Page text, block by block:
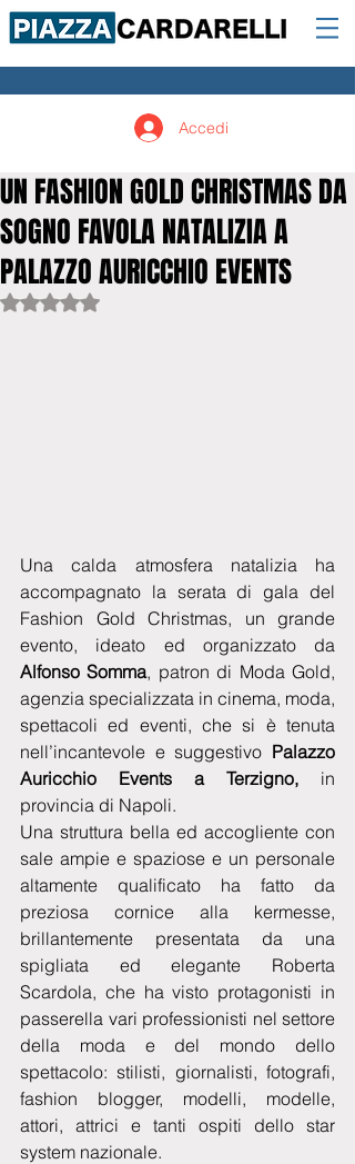
Accedi
UN FASHION GOLD CHRISTMAS DA
SOGNO FAVOLA NATALIZIA A
PALAZZO AURICCHIO EVENTS
Valutazione NaN stelle su 5.
Una calda atmosfera natalizia ha
accompagnato la serata di gala del
Fashion Gold Christmas, un grande
Alfonso Somma, patron di Moda Gold,
agenzia specializzata in cinema, moda,
spettacoli ed eventi, che si è tenuta
nell’incantevole e suggestivo Palazzo
Auricchio Events a Terzigno, in
provincia di Napoli.
Una struttura bella ed accogliente con
sale ampie e spaziose e un personale
altamente qualificato ha fatto da
preziosa cornice alla kermesse,
brillantemente presentata da una
spigliata ed elegante Roberta
Scardola, che ha visto protagonisti in
passerella vari professionisti nel settore
della moda e del mondo dello
spettacolo: stilisti, giornalisti, fotografi,
fashion blogger, modelli, modelle,
attori, attrici e tanti ospiti dello star
system nazionale.